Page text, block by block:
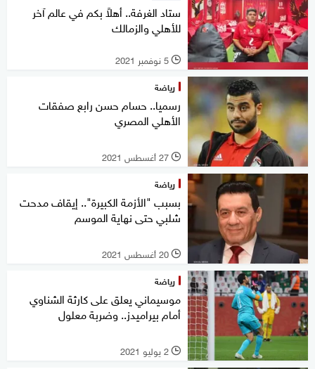
ستاد الغرفة.. أهلاً بكم في عالم آخر
للأهلي والزمالك
l 5 نوفمبر 2021
رياضة
رسميا.. حسام حسن رابع صفقات
الأهلي المصري
l 27 أغسطس 2021
رياضة
بسبب "الأزمة الكبيرة".. إيقاف مدحت
شلبي حتى نهاية الموسم
l 20 أغسطس 2021
رياضة
موسيماني يعلق على كارثة الشناوي
أمام بيراميدز.. وضربة معلول
l 2 يوليو 2021